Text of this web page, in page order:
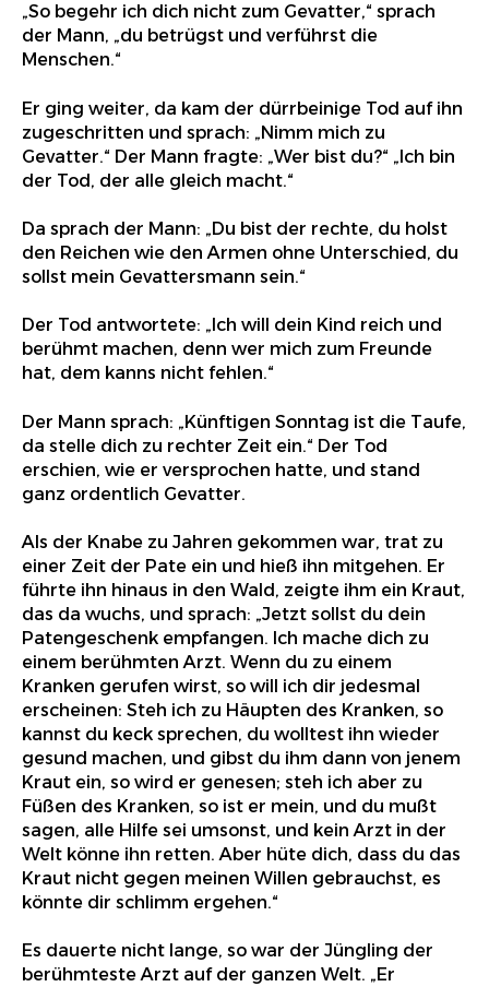
„So begehr ich dich nicht zum Gevatter,“ sprach
der Mann, „du betrügst und verführst die
Menschen.“
Er ging weiter, da kam der dürrbeinige Tod auf ihn
zugeschritten und sprach: „Nimm mich zu
Gevatter.“ Der Mann fragte: „Wer bist du?“ „Ich bin
der Tod, der alle gleich macht.“
Da sprach der Mann: „Du bist der rechte, du holst
den Reichen wie den Armen ohne Unterschied, du
sollst mein Gevattersmann sein.“
Der Tod antwortete: „Ich will dein Kind reich und
berühmt machen, denn wer mich zum Freunde
hat, dem kanns nicht fehlen.“
Der Mann sprach: „Künftigen Sonntag ist die Taufe,
da stelle dich zu rechter Zeit ein.“ Der Tod
erschien, wie er versprochen hatte, und stand
ganz ordentlich Gevatter.
Als der Knabe zu Jahren gekommen war, trat zu
einer Zeit der Pate ein und hieß ihn mitgehen. Er
führte ihn hinaus in den Wald, zeigte ihm ein Kraut,
das da wuchs, und sprach: „Jetzt sollst du dein
Patengeschenk empfangen. Ich mache dich zu
einem berühmten Arzt. Wenn du zu einem
Kranken gerufen wirst, so will ich dir jedesmal
erscheinen: Steh ich zu Häupten des Kranken, so
kannst du keck sprechen, du wolltest ihn wieder
gesund machen, und gibst du ihm dann von jenem
Kraut ein, so wird er genesen; steh ich aber zu
Füßen des Kranken, so ist er mein, und du mußt
sagen, alle Hilfe sei umsonst, und kein Arzt in der
Welt könne ihn retten. Aber hüte dich, dass du das
Kraut nicht gegen meinen Willen gebrauchst, es
könnte dir schlimm ergehen.“
Es dauerte nicht lange, so war der Jüngling der
berühmteste Arzt auf der ganzen Welt. „Er